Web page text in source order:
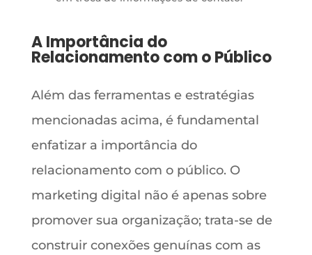
A Importância do
Relacionamento com o Público
Além das ferramentas e estratégias
mencionadas acima, é fundamental
enfatizar a importância do
relacionamento com o público. O
marketing digital não é apenas sobre
promover sua organização; trata-se de
construir conexões genuínas com as